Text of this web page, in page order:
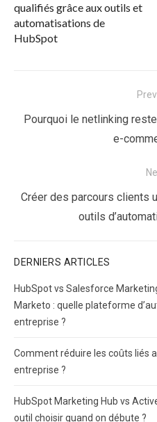
qualifiés grâce aux outils et
automatisations de
HubSpot
de
Previous
Pourquoi le netlinking
e-
Next
Créer des parcours clients
outils
DERNIERS ARTICLES
HubSpot vs Salesforce
Marketo : quelle plateforme
entreprise ?
Comment réduire les coûts liés
entreprise ?
HubSpot Marketing Hub vs
outil choisir quand on débute ?